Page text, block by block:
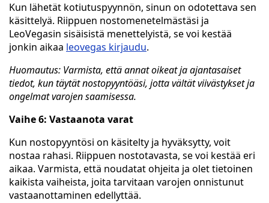
Kun lähetät kotiutuspyynnön, sinun on odotettava sen
käsittelyä. Riippuen nostomenetelmästäsi ja
LeoVegasin sisäisistä menettelyistä, se voi kestää
jonkin aikaa leovegas kirjaudu.
Huomautus: Varmista, että annat oikeat ja ajantasaiset
tiedot, kun täytät nostopyyntöäsi, jotta vältät viivästykset ja
ongelmat varojen saamisessa.
Vaihe 6: Vastaanota varat
Kun nostopyyntösi on käsitelty ja hyväksytty, voit
nostaa rahasi. Riippuen nostotavasta, se voi kestää eri
aikaa. Varmista, että noudatat ohjeita ja olet tietoinen
kaikista vaiheista, joita tarvitaan varojen onnistunut
vastaanottaminen edellyttää.